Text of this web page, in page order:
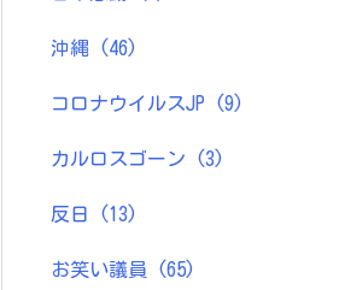
沖縄 (46)
コロナウイルスJP (9)
カルロスゴーン (3)
反日 (13)
お笑い議員 (65)